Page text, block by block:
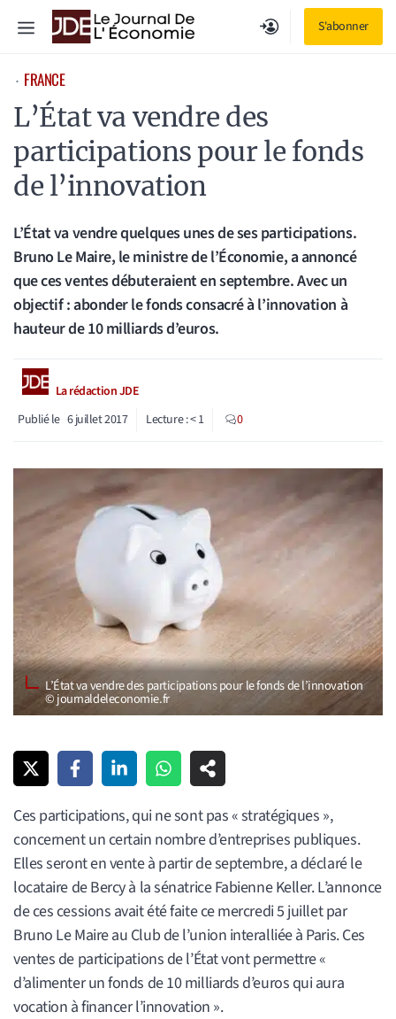
S'abonner
Menu
⋅ FRANCE
L’État va vendre des
participations pour le fonds
de l’innovation
L’État va vendre quelques unes de ses participations.
Bruno Le Maire, le ministre de l’Économie, a annoncé
que ces ventes débuteraient en septembre. Avec un
objectif : abonder le fonds consacré à l’innovation à
hauteur de 10 milliards d’euros.
La rédaction JDE
Publié le 6 juillet 2017 Lecture :< 1 0
L’État va vendre des participations pour le fonds de l’innovation
© journaldeleconomie.fr
Ces participations, qui ne sont pas « stratégiques »,
concernent un certain nombre d’entreprises publiques.
Elles seront en vente à partir de septembre, a déclaré le
locataire de Bercy à la sénatrice Fabienne Keller. L’annonce
de ces cessions avait été faite ce mercredi 5 juillet par
Bruno Le Maire au Club de l’union interalliée à Paris. Ces
ventes de participations de l’État vont permettre «
d’alimenter un fonds de 10 milliards d’euros qui aura
vocation à financer l’innovation ».